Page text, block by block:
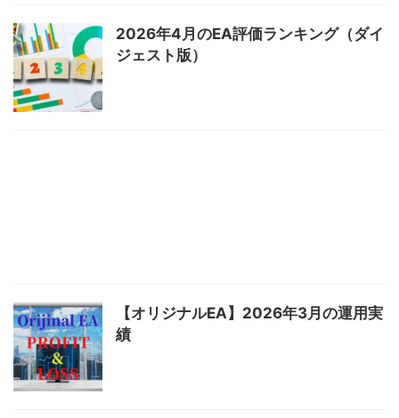
2026年4月のEA評価ランキング（ダイ
ジェスト版）
【オリジナルEA】2026年3月の運用実
績